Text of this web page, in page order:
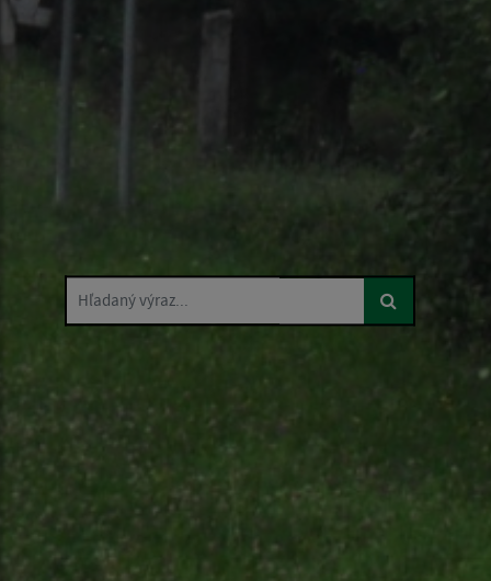
Hľadaný výraz...